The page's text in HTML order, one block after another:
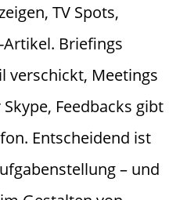
TV Spots,
Briefings
verschickt, Meetings
Feedbacks gibt
Entscheidend ist
– und